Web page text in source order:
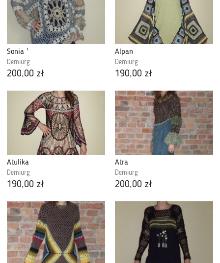
Sonia '
Demiurg
200,00 zł
Alpan
Demiurg
190,00 zł
Atulika
Demiurg
190,00 zł
Atra
Demiurg
200,00 zł